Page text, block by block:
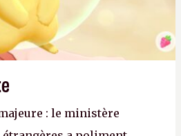
: le ministère